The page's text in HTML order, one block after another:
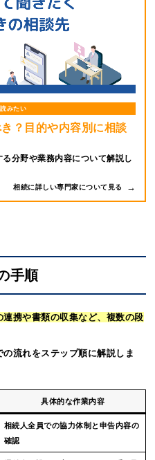
みたい
？目的や内容別に相談
分野や業務内容について解説し
相続に詳しい専門家について見る
手順
携や書類の収集など、複数の段
流れをステップ順に解説しま
具体的な作業内容
相続人全員での協力体制と申告内容の
確認